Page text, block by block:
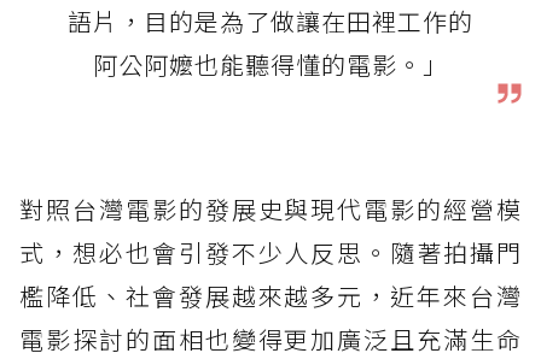
語片，目的是為了做讓在田裡工作的
阿公阿嬤也能聽得懂的電影。」
對照台灣電影的發展史與現代電影的經營模
式，想必也會引發不少人反思。隨著拍攝門
檻降低、社會發展越來越多元，近年來台灣
電影探討的面相也變得更加廣泛且充滿生命